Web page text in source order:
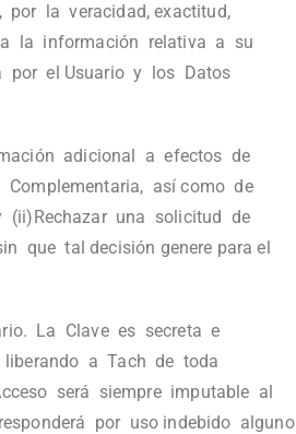
la veracidad, exactitud,
la información relativa a su
por el Usuario y los Datos
adicional a efectos de
así como de
(ii)Rechazar una solicitud de
que tal decisión genere para el
La Clave es secreta e
a Tach de toda
será siempre imputable al
por uso indebido alguno